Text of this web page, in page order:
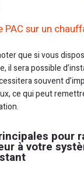
PAC sur un
que si vous
il sera possible
souvent
ce qui peut
pour
à votre